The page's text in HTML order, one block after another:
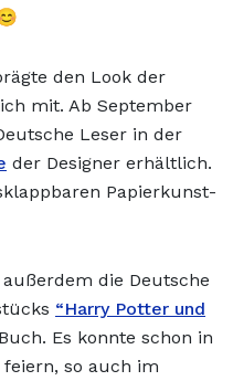
den Look der
mit. Ab September
Leser in der
der Designer erhältlich.
Papierkunst-
die Deutsche
“Harry Potter und
Es konnte schon in
so auch im